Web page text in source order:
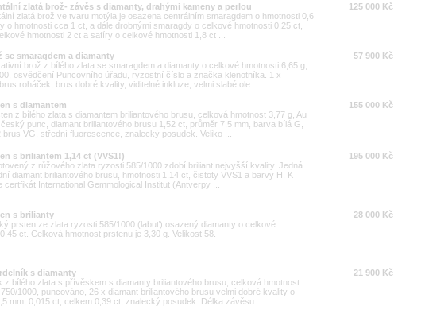
zlatá brož- závěs s diamanty, drahými kameny a perlou
zlatá brož ve tvaru motýla je osazena centrálním smaragdem o hmotnosti 0,6
o hmotnosti cca 1 ct, a dále drobnými smaragdy o celkové hmotnosti 0,25 ct,
hmotnosti 2 ct a safíry o celkové hmotnosti 1,8 ct ...
125 000 Kč
se smaragdem a diamanty
brož z bílého zlata se smaragdem a diamanty o celkové hmotnosti 6,65 g,
osvědčení Puncovního úřadu, ryzostní číslo a značka klenotníka. 1 x
roháček, brus dobré kvality, viditelné inkluze, velmi slabé ole ...
57 900 Kč
s diamantem
z bílého zlata s diamantem briliantového brusu, celková hmotnost 3,77 g, Au
punc, diamant briliantového brusu 1,52 ct, průměr 7,5 mm, barva bílá G,
brus VG, střední fluorescence, znalecký posudek. Veliko ...
155 000 Kč
s briliantem 1,14 ct (VVS1!)
z růžového zlata ryzosti 585/1000 zdobí briliant nejvyšší kvality. Jedná
diamant briliantového brusu, hmotnosti 1,14 ct, čistoty VVS1 a barvy H. K
certfikát International Gemmological Institut (Antverpy ...
195 000 Kč
s brilianty
prsten ze zlata ryzosti 585/1000 (labuť) osazený diamanty o celkové
ct. Celková hmotnost prstenu je 3,30 g. Velikost 58.
28 000 Kč
s diamanty
z bílého zlata s přívěskem s diamanty briliantového brusu, celková hmotnost
750/1000, puncováno, 26 x diamant briliantového brusu velmi dobré kvality o
mm, 0,015 ct, celkem 0,39 ct, znalecký posudek. Délka závěsu ...
21 900 Kč